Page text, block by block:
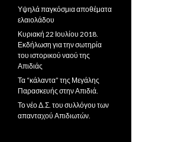
Υψηλά παγκόσμια αποθέματα
ελαιολάδου
Κυριακή 22 Ιουλίου 2018.
Εκδήλωση για την σωτηρία
του ιστορικού ναού της
Απιδιάς
Τα “κάλαντα” της Μεγάλης
Παρασκευής στην Απιδιά.
Το νέο Δ.Σ. του συλλόγου των
απανταχού Απιδιωτών.